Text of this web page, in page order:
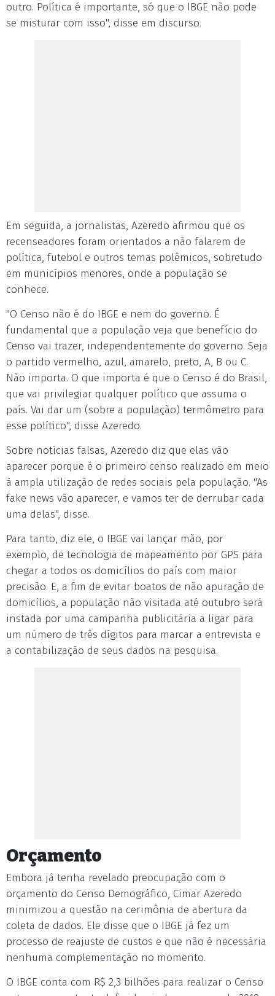
outro. Política é importante, só que o IBGE não pode
se misturar com isso", disse em discurso.
Em seguida, a jornalistas, Azeredo afirmou que os
recenseadores foram orientados a não falarem de
política, futebol e outros temas polêmicos, sobretudo
em municípios menores, onde a população se
conhece.
"O Censo não é do IBGE e nem do governo. É
fundamental que a população veja que benefício do
Censo vai trazer, independentemente do governo. Seja
o partido vermelho, azul, amarelo, preto, A, B ou C.
Não importa. O que importa é que o Censo é do Brasil,
que vai privilegiar qualquer político que assuma o
país. Vai dar um (sobre a população) termômetro para
esse político", disse Azeredo.
Sobre notícias falsas, Azeredo diz que elas vão
aparecer porque é o primeiro censo realizado em meio
à ampla utilização de redes sociais pela população. "As
fake news vão aparecer, e vamos ter de derrubar cada
uma delas", disse.
Para tanto, diz ele, o IBGE vai lançar mão, por
exemplo, de tecnologia de mapeamento por GPS para
chegar a todos os domicílios do país com maior
precisão. E, a fim de evitar boatos de não apuração de
domicílios, a população não visitada até outubro será
instada por uma campanha publicitária a ligar para
um número de três dígitos para marcar a entrevista e
a contabilização de seus dados na pesquisa.
Orçamento
Embora já tenha revelado preocupação com o
orçamento do Censo Demográfico, Cimar Azeredo
minimizou a questão na cerimônia de abertura da
coleta de dados. Ele disse que o IBGE já fez um
processo de reajuste de custos e que não é necessária
nenhuma complementação no momento.
O IBGE conta com R$ 2,3 bilhões para realizar o Censo